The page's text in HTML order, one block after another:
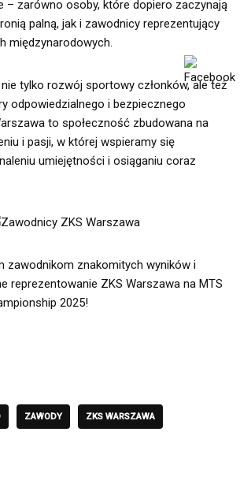
– zarówno osoby, które dopiero zaczynają
palną, jak i zawodnicy reprezentujący
międzynarodowych.
tylko rozwój sportowy członków, ale też
odpowiedzialnego i bezpiecznego
to społeczność zbudowana na
i pasji, w której wspieramy się
umiejętności i osiąganiu coraz
zawodnikom znakomitych wyników i
reprezentowanie ZKS Warszawa na MTS
2025!
ZAWODY ZKS WARSZAWA